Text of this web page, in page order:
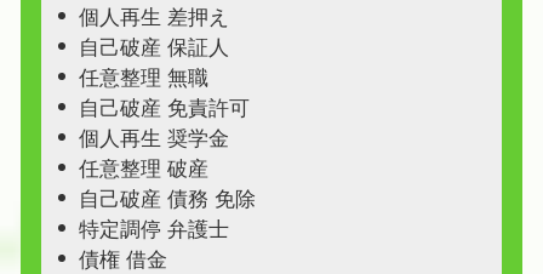
個人再生 差押え
自己破産 保証人
任意整理 無職
自己破産 免責許可
個人再生 奨学金
任意整理 破産
自己破産 債務 免除
特定調停 弁護士
債権 借金